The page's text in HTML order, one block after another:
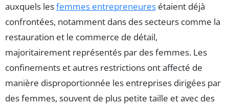
auxquels lesfemmes entrepreneures étaient déjà
confrontées, notamment dans des secteurs comme la
restauration et le commerce de détail,
majoritairement représentés par des femmes. Les
confinements et autres restrictions ont affecté de
manière disproportionnée les entreprises dirigées par
des femmes, souvent de plus petite taille et avec des